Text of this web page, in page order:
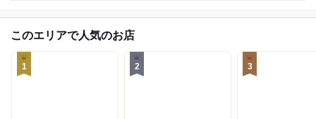
このエリアで人気のお店
1 2 3